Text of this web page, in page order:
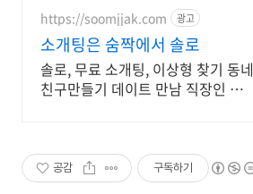
https://soomjjak.com 광고
소개팅은 숨짝에서 솔로
솔로, 무료 소개팅, 이상형 찾기 동네
친구만들기 데이트 만남 직장인 소
공감 구독하기